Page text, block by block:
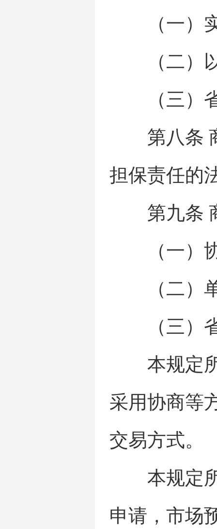
（一）实
（二）以
（三）省
第八条 商
担保责任的
第九条 商
（一）协
（二）单
（三）省
本规定所
采用协商等
交易方式。
本规定所
申请，市场